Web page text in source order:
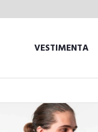
VESTIMENTA